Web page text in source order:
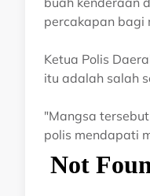
percakapan bagi
Ketua Polis
itu adalah salah
"Mangsa
polis mendapati